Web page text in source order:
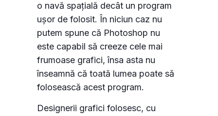
o navă spațială decât un program
ușor de folosit. În niciun caz nu
putem spune că Photoshop nu
este capabil să creeze cele mai
frumoase grafici, însa asta nu
înseamnă că toată lumea poate să
folosească acest program.
Designerii grafici folosesc, cu